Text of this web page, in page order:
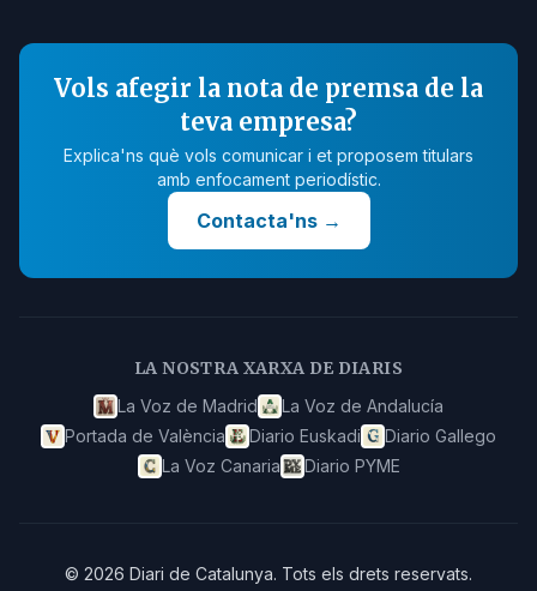
Vols afegir la nota de premsa de la
teva empresa?
Explica'ns què vols comunicar i et proposem titulars
amb enfocament periodístic.
Contacta'ns→
LA NOSTRA XARXA DE DIARIS
La Voz de Madrid
La Voz de Andalucía
Portada de València
Diario Euskadi
Diario Gallego
La Voz Canaria
Diario PYME
© 2026 Diari de Catalunya. Tots els drets reservats.